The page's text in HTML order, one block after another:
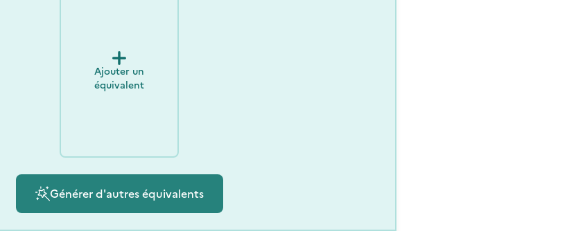
Ajouter un
équivalent
Générer d'autres équivalents